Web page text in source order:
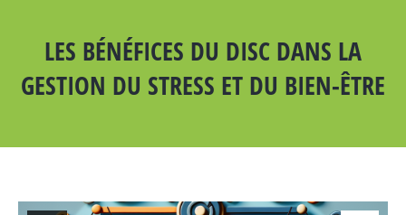
LES BÉNÉFICES DU DISC DANS LA
GESTION DU STRESS ET DU BIEN-ÊTRE